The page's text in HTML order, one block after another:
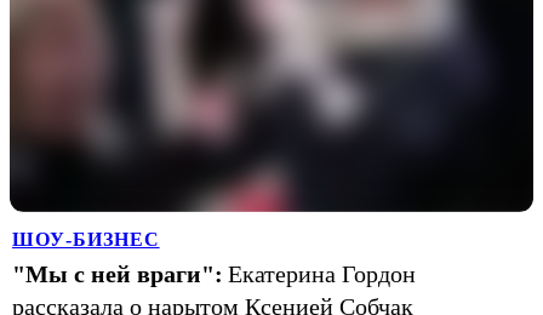
ШОУ-БИЗНЕС
"Мы с ней враги": Екатерина Гордон
рассказала о нарытом Ксенией Собчак